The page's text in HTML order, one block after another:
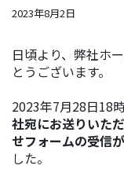
2023年8月2日
日頃より、弊社ホ
とうございます。
2023年7月28日18
社宛にお送りいた
せフォームの受信
した。